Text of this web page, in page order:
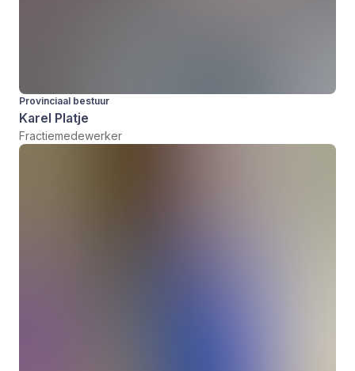
Provinciaal bestuur
Karel Platje
Fractiemedewerker